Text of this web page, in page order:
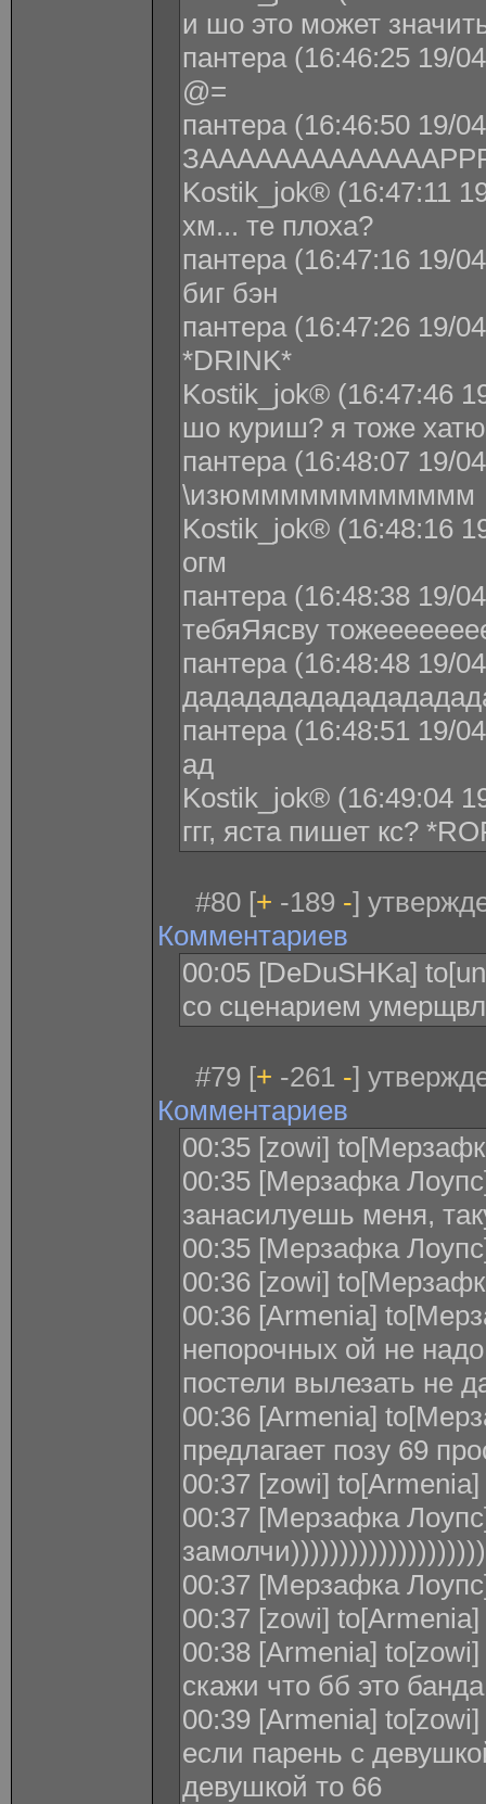
и шо это может
пантера (16:46:25 19/
@=
пантера (16:46:50 19/
Kostik_jok® (16:47:11
хм... те плоха?
пантера (16:47:16 19/
биг бэн
пантера (16:47:26 19/
*DRINK*
Kostik_jok® (16:47:46
шо куриш? я тоже
пантера (16:48:07 19/
\изюмммммммммммм
Kostik_jok® (16:48:16
огм
пантера (16:48:38 19/
тебяЯясву
пантера (16:48:48 19/
пантера (16:48:51 19/
ад
Kostik_jok® (16:49:04
ггг, яста пишет кс?
#80 [+ -189 -]
Комментариев
00:05 [DeDuSHKa]
со сценарием
#79 [+ -261 -]
Комментариев
00:35 [zowi]
00:35 [Мерзафка
занасилуешь меня,
00:35 [Мерзафка
00:36 [zowi]
00:36 [Armenia]
непорочных ой не
постели вылезать не
00:36 [Armenia]
предлагает позу 69
00:37 [zowi]
00:37 [Мерзафка
00:37 [Мерзафка
00:37 [zowi]
00:38 [Armenia]
скажи что бб это
00:39 [Armenia]
если парень с
девушкой то 66